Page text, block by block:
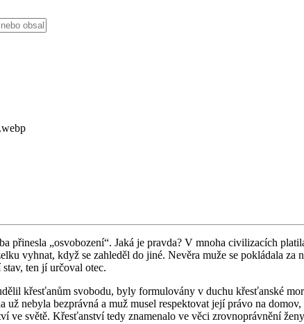
při­nes­la „osvo­bo­ze­ní“. Jaká je prav­da? V mnoha ci­vi­li­za­cích
vy­hnat, když se za­hle­děl do jiné. Ne­vě­ra muže se po­klá­da­la za
ten jí ur­čo­val otec.
křes­ťa­nům svo­bo­du, byly for­mu­lo­vá­ny v duchu křes­ťan­ské
ne­by­la bez­práv­ná a muž musel re­spek­to­vat její právo na
ve světě. Křes­ťan­ství tedy zna­me­na­lo ve věci zrov­no­práv­ně­ní